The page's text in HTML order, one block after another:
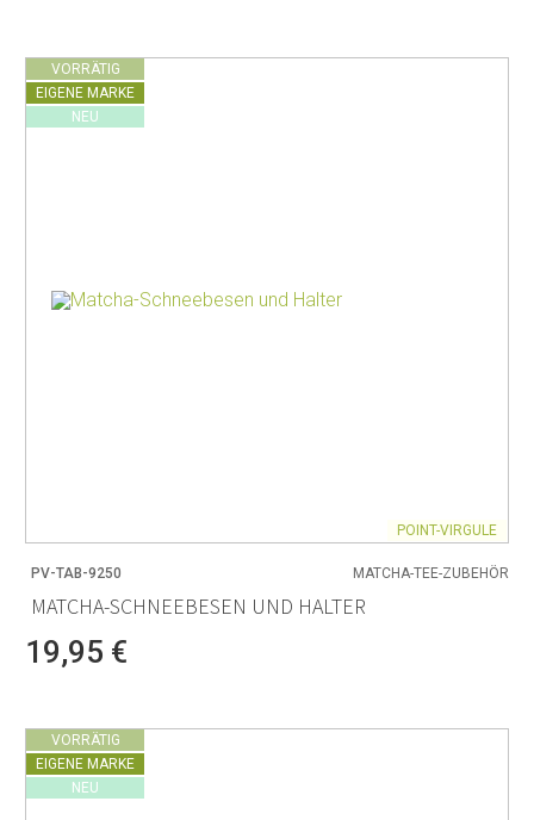
VORRÄTIG
EIGENE MARKE
NEU
POINT-VIRGULE
PV-TAB-9250 MATCHA-TEE-ZUBEHÖR
MATCHA-SCHNEEBESEN UND HALTER
19,95 €
VORRÄTIG
EIGENE MARKE
NEU